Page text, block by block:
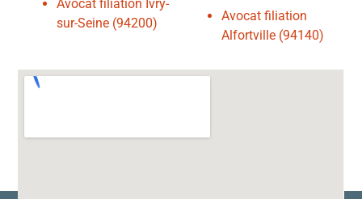
Avocat filiation Ivry-
sur-Seine (94200)
Avocat filiation
Alfortville (94140)